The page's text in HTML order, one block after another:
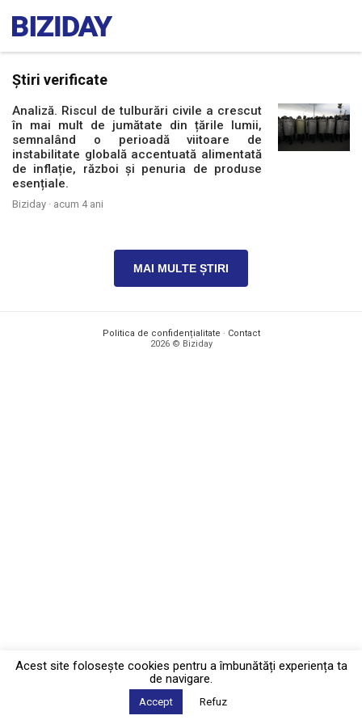
Știri verificate
Analiză. Riscul de tulburări civile a crescut
în mai mult de jumătate din țările lumii,
semnalând o perioadă viitoare de
instabilitate globală accentuată alimentată
de inflație, război și penuria de produse
esențiale.
Biziday · acum 4 ani
MAI MULTE ȘTIRI
Politica de confidențialitate · Contact
2026 © Biziday
Acest site foloseşte cookies pentru a îmbunătăți experiența ta
de navigare.
Accept Refuz